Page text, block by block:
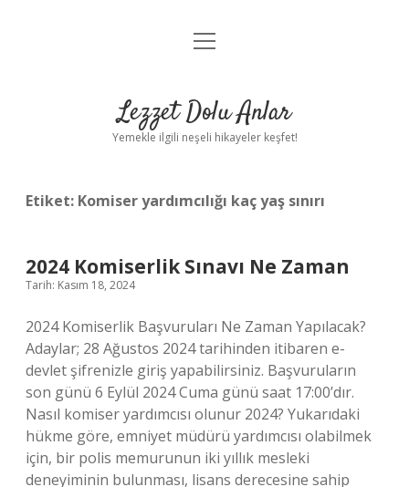
Anasayfa
Yasal Uyarı
menüyü
Lezzet Dolu Anlar
Yemekle ilgili neşeli hikayeler keşfet!
Etiket: Komiser yardımcılığı kaç yaş sınırı
2024 Komiserlik Sınavı Ne Zaman
Tarih: Kasım 18, 2024
2024 Komiserlik Başvuruları Ne Zaman Yapılacak?
Adaylar; 28 Ağustos 2024 tarihinden itibaren e-
devlet şifrenizle giriş yapabilirsiniz. Başvuruların
son günü 6 Eylül 2024 Cuma günü saat 17:00’dır.
Nasıl komiser yardımcısı olunur 2024? Yukarıdaki
hükme göre, emniyet müdürü yardımcısı olabilmek
için, bir polis memurunun iki yıllık mesleki
deneyiminin bulunması, lisans derecesine sahip